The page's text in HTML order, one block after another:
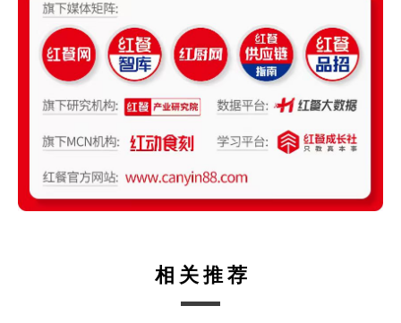
相关推荐